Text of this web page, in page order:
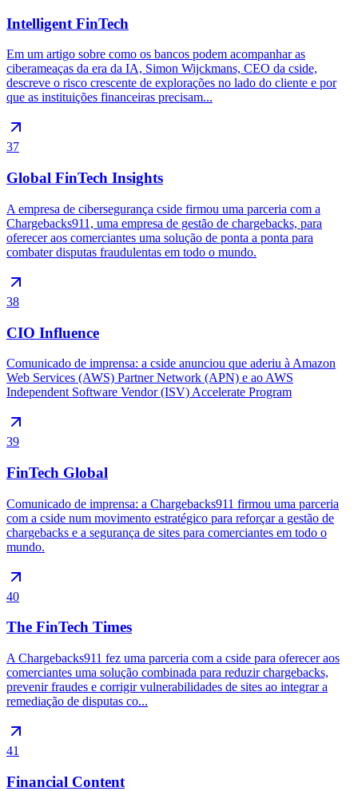
Intelligent FinTech
Em um artigo sobre como os bancos podem acompanhar as
ciberameaças da era da IA, Simon Wijckmans, CEO da cside,
descreve o risco crescente de explorações no lado do cliente e por
que as instituições financeiras precisam...
37
Global FinTech Insights
A empresa de cibersegurança cside firmou uma parceria com a
Chargebacks911, uma empresa de gestão de chargebacks, para
oferecer aos comerciantes uma solução de ponta a ponta para
combater disputas fraudulentas em todo o mundo.
38
CIO Influence
Comunicado de imprensa: a cside anunciou que aderiu à Amazon
Web Services (AWS) Partner Network (APN) e ao AWS
Independent Software Vendor (ISV) Accelerate Program
39
FinTech Global
Comunicado de imprensa: a Chargebacks911 firmou uma parceria
com a cside num movimento estratégico para reforçar a gestão de
chargebacks e a segurança de sites para comerciantes em todo o
mundo.
40
The FinTech Times
A Chargebacks911 fez uma parceria com a cside para oferecer aos
comerciantes uma solução combinada para reduzir chargebacks,
prevenir fraudes e corrigir vulnerabilidades de sites ao integrar a
remediação de disputas co...
41
Financial Content